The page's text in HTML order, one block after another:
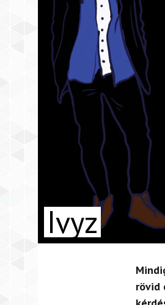
Ivyz
rövid